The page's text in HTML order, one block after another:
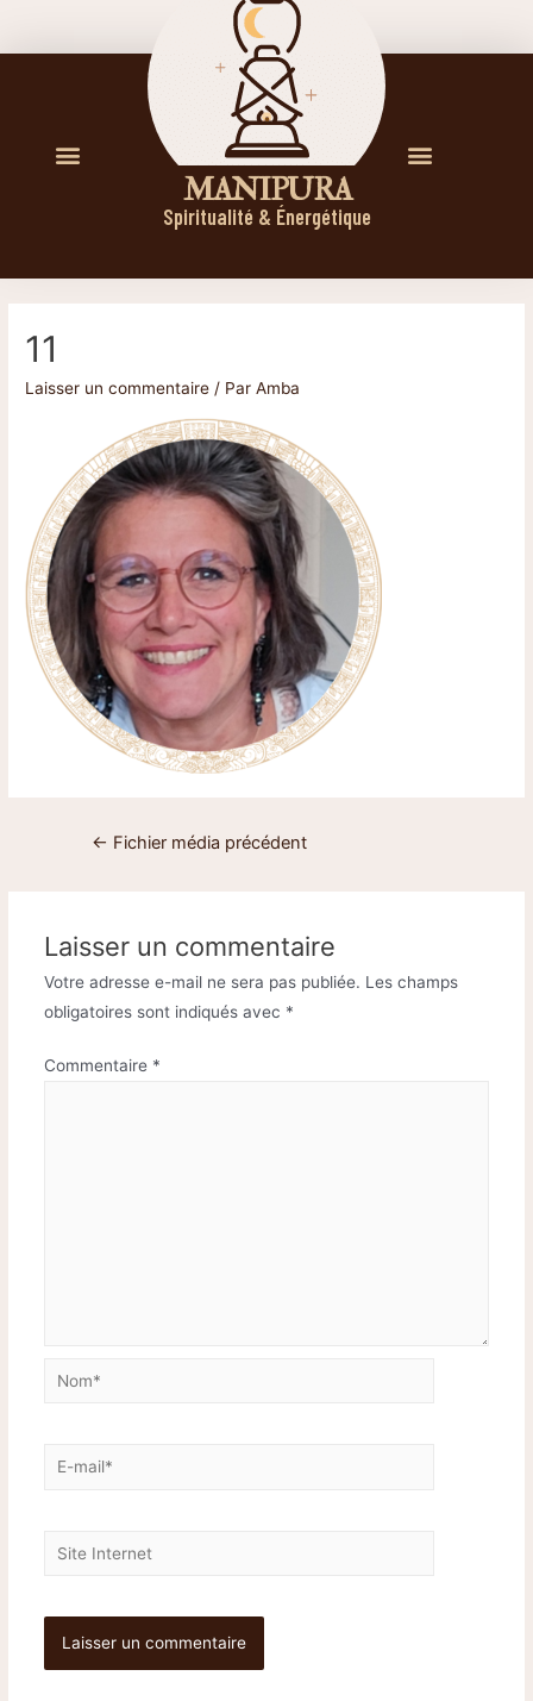
M A N I P U R A
Spiritualité & Énergétique
11
Laisser un commentaire / ParAmba
← Fichier média précédent
Laisser un commentaire
Votre adresse e-mail ne sera pas publiée. Les champs
obligatoires sont indiqués avec *
Commentaire *